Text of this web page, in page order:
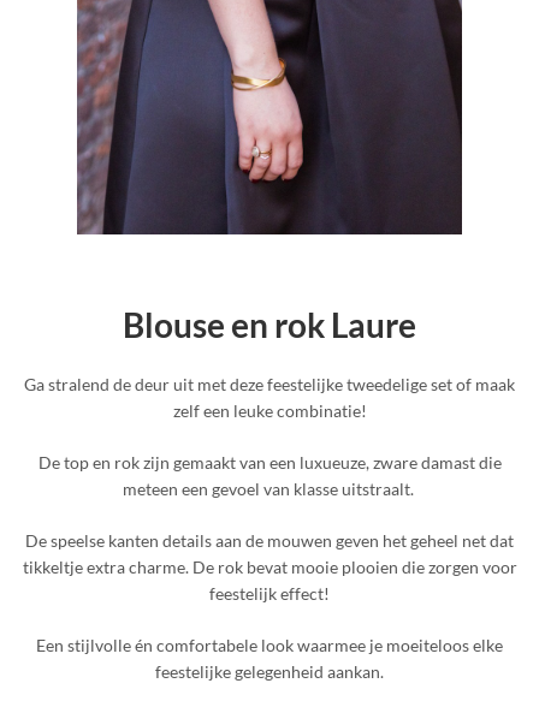
Blouse en rok Laure
Ga stralend de deur uit met deze feestelijke tweedelige set of maak
zelf een leuke combinatie!
De top en rok zijn gemaakt van een luxueuze, zware damast die
meteen een gevoel van klasse uitstraalt.
De speelse kanten details aan de mouwen geven het geheel net dat
tikkeltje extra charme. De rok bevat mooie plooien die zorgen voor
feestelijk effect!
Een stijlvolle én comfortabele look waarmee je moeiteloos elke
feestelijke gelegenheid aankan.